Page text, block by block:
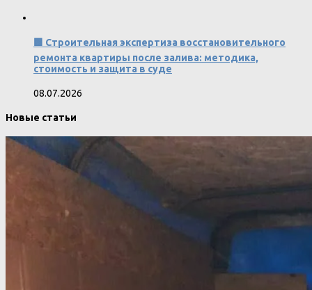
🟩 Строительная экспертиза восстановительного
ремонта квартиры после залива: методика,
стоимость и защита в суде
08.07.2026
Новые статьи